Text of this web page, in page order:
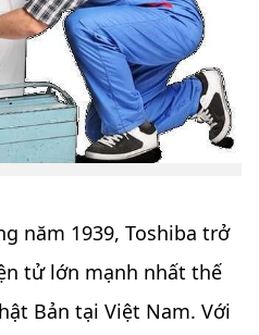
năm 1939, Toshiba trở
tử lớn mạnh nhất thế
Bản tại Việt Nam. Với